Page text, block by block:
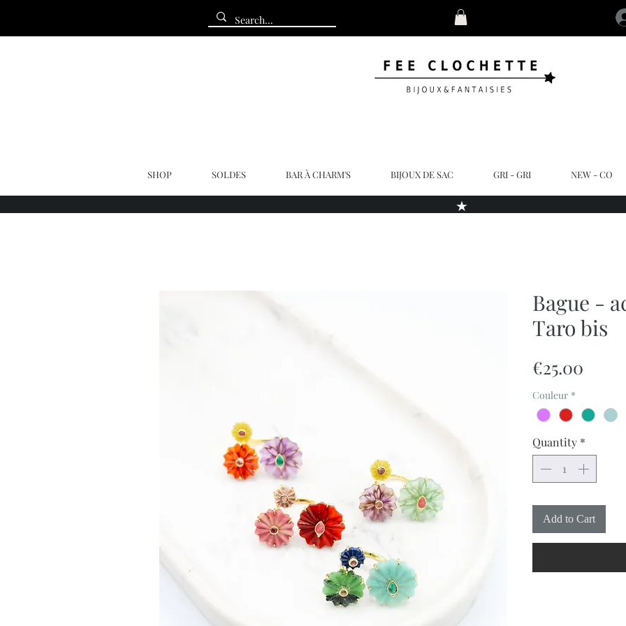
SHOP SOLDES BAR À CHARM'S BIJOUX DE SAC GRI - GRI NEW - CO
Bague -
Taro bis
€25.00
Couleur *
Quantity *
Add to Cart
★